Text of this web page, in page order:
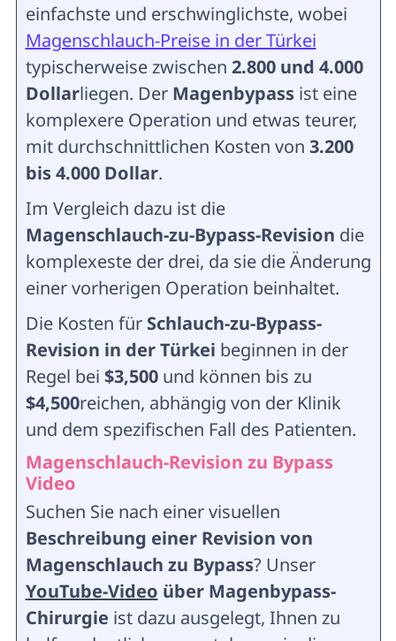
einfachste und erschwinglichste, wobei
Magenschlauch-Preise in der Türkei
typischerweise zwischen 2.800 und 4.000
Dollarliegen. Der Magenbypassist eine
komplexere Operation und etwas teurer,
mit durchschnittlichen Kosten von 3.200
bis 4.000 Dollar.
Im Vergleich dazu ist die
Magenschlauch-zu-Bypass-Revision die
komplexeste der drei, da sie die Änderung
einer vorherigen Operation beinhaltet.
Die Kosten für Schlauch-zu-Bypass-
Revision in der Türkei beginnen in der
Regel bei $3,500und können bis zu
$4,500reichen, abhängig von der Klinik
und dem spezifischen Fall des Patienten.
Magenschlauch-Revision zu Bypass
Video
Suchen Sie nach einer visuellen
Beschreibung einer Revision von
Magenschlauch zu Bypass? Unser
YouTube-Video über Magenbypass-
Chirurgie ist dazu ausgelegt, Ihnen zu